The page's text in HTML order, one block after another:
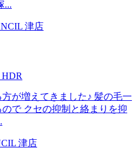
...
津店
が増えてきました♪ 髪の毛一
で クセの抑制と絡まりを抑
津店